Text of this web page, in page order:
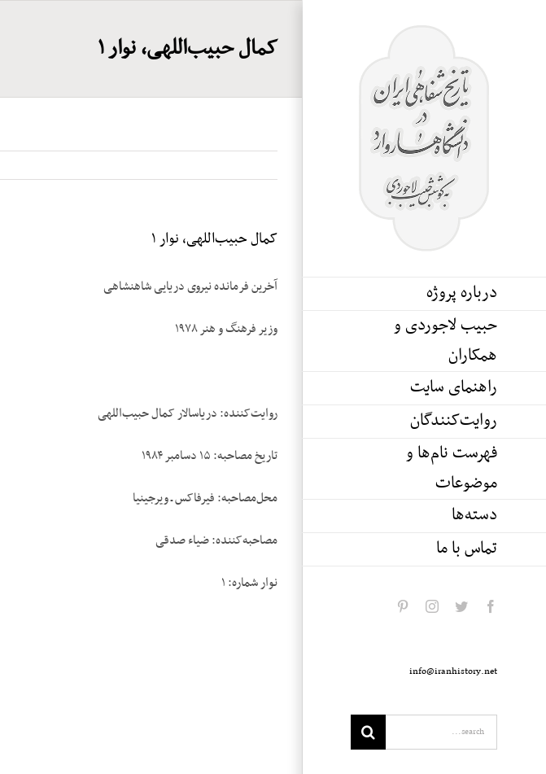
درباره پروژه
حبیب لاجوردی و
همکاران
راهنمای سایت
روایت‌کنندگان
فهرست نام‌ها و
موضوعات
دسته‌ها
تماس با ما
facebook
twitter
instagram
info@iranhistory.net
کمال حبیب‌اللهی، نوار ۱
کمال حبیب‌اللهی، نوار ۱
آخرین فرمانده نیروی دریایی شاهنشاهی
وزیر فرهنگ و هنر ۱۹۷۸
روایت‌کننده: دریاسالار کمال حبیب‌اللهی
تاریخ مصاحبه: ۱۵ دسامبر ۱۹۸۴
محل‌مصاحبه: فیرفاکس ـ ویرجینیا
مصاحبه‌کننده: ضیاء صدقی
نوار شماره: ۱